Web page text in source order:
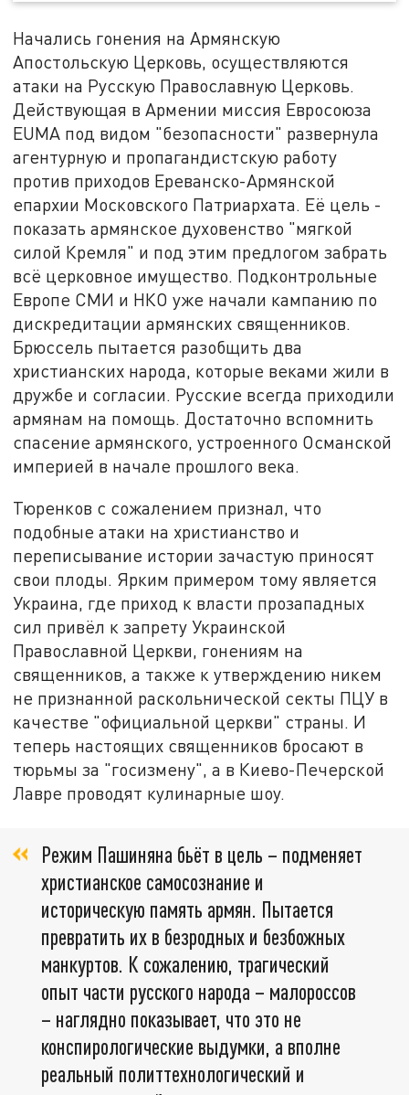
Начались гонения на Армянскую
Апостольскую Церковь, осуществляются
атаки на Русскую Православную Церковь.
Действующая в Армении миссия Евросоюза
EUMA под видом "безопасности" развернула
агентурную и пропагандистскую работу
против приходов Ереванско-Армянской
епархии Московского Патриархата. Её цель -
показать армянское духовенство "мягкой
силой Кремля" и под этим предлогом забрать
всё церковное имущество. Подконтрольные
Европе СМИ и НКО уже начали кампанию по
дискредитации армянских священников.
Брюссель пытается разобщить два
христианских народа, которые веками жили в
дружбе и согласии. Русские всегда приходили
армянам на помощь. Достаточно вспомнить
спасение армянского, устроенного Османской
империей в начале прошлого века.
Тюренков с сожалением признал, что
подобные атаки на христианство и
переписывание истории зачастую приносят
свои плоды. Ярким примером тому является
Украина, где приход к власти прозападных
сил привёл к запрету Украинской
Православной Церкви, гонениям на
священников, а также к утверждению никем
не признанной раскольнической секты ПЦУ в
качестве "официальной церкви" страны. И
теперь настоящих священников бросают в
тюрьмы за "госизмену", а в Киево-Печерской
Лавре проводят кулинарные шоу.
Режим Пашиняна бьёт в цель – подменяет
христианское самосознание и
историческую память армян. Пытается
превратить их в безродных и безбожных
манкуртов. К сожалению, трагический
опыт части русского народа – малороссов
– наглядно показывает, что это не
конспирологические выдумки, а вполне
реальный политтехнологический и